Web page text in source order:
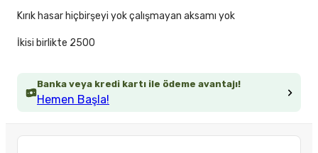
Banka veya kredi kartı ile ödeme avantajı!
Hemen Başla!
Kırık hasar hiçbirşeyi yok çalışmayan aksamı yok
İkisi birlikte 2500